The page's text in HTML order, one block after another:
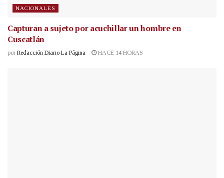
NACIONALES
Capturan a sujeto por acuchillar un hombre en
Cuscatlán
por Redacción Diario La Página HACE 14 HORAS